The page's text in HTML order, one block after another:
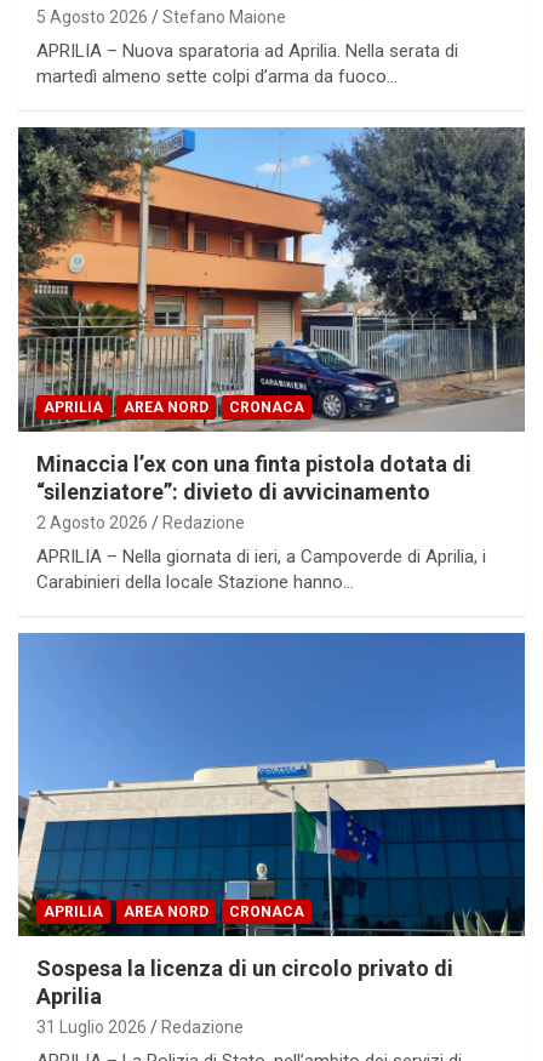
5 Agosto 2026 Stefano Maione
APRILIA – Nuova sparatoria ad Aprilia. Nella serata di
martedì almeno sette colpi d’arma da fuoco…
APRILIA AREA NORD CRONACA
Minaccia l’ex con una finta pistola dotata di
“silenziatore”: divieto di avvicinamento
2 Agosto 2026 Redazione
APRILIA – Nella giornata di ieri, a Campoverde di Aprilia, i
Carabinieri della locale Stazione hanno…
APRILIA AREA NORD CRONACA
Sospesa la licenza di un circolo privato di
Aprilia
31 Luglio 2026 Redazione